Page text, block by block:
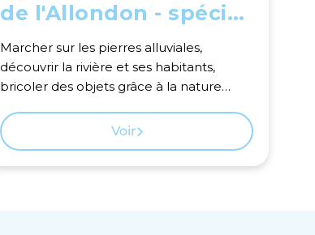
de l'Allondon - spécial
départ Cornavin
Marcher sur les pierres alluviales,
découvrir la rivière et ses habitants,
bricoler des objets grâce à la nature…
Voir